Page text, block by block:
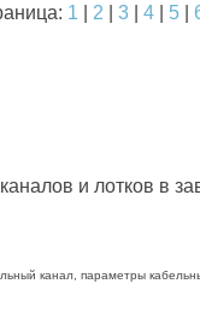
1 2 3| 4| 5|
и лотков в
канал, параметры